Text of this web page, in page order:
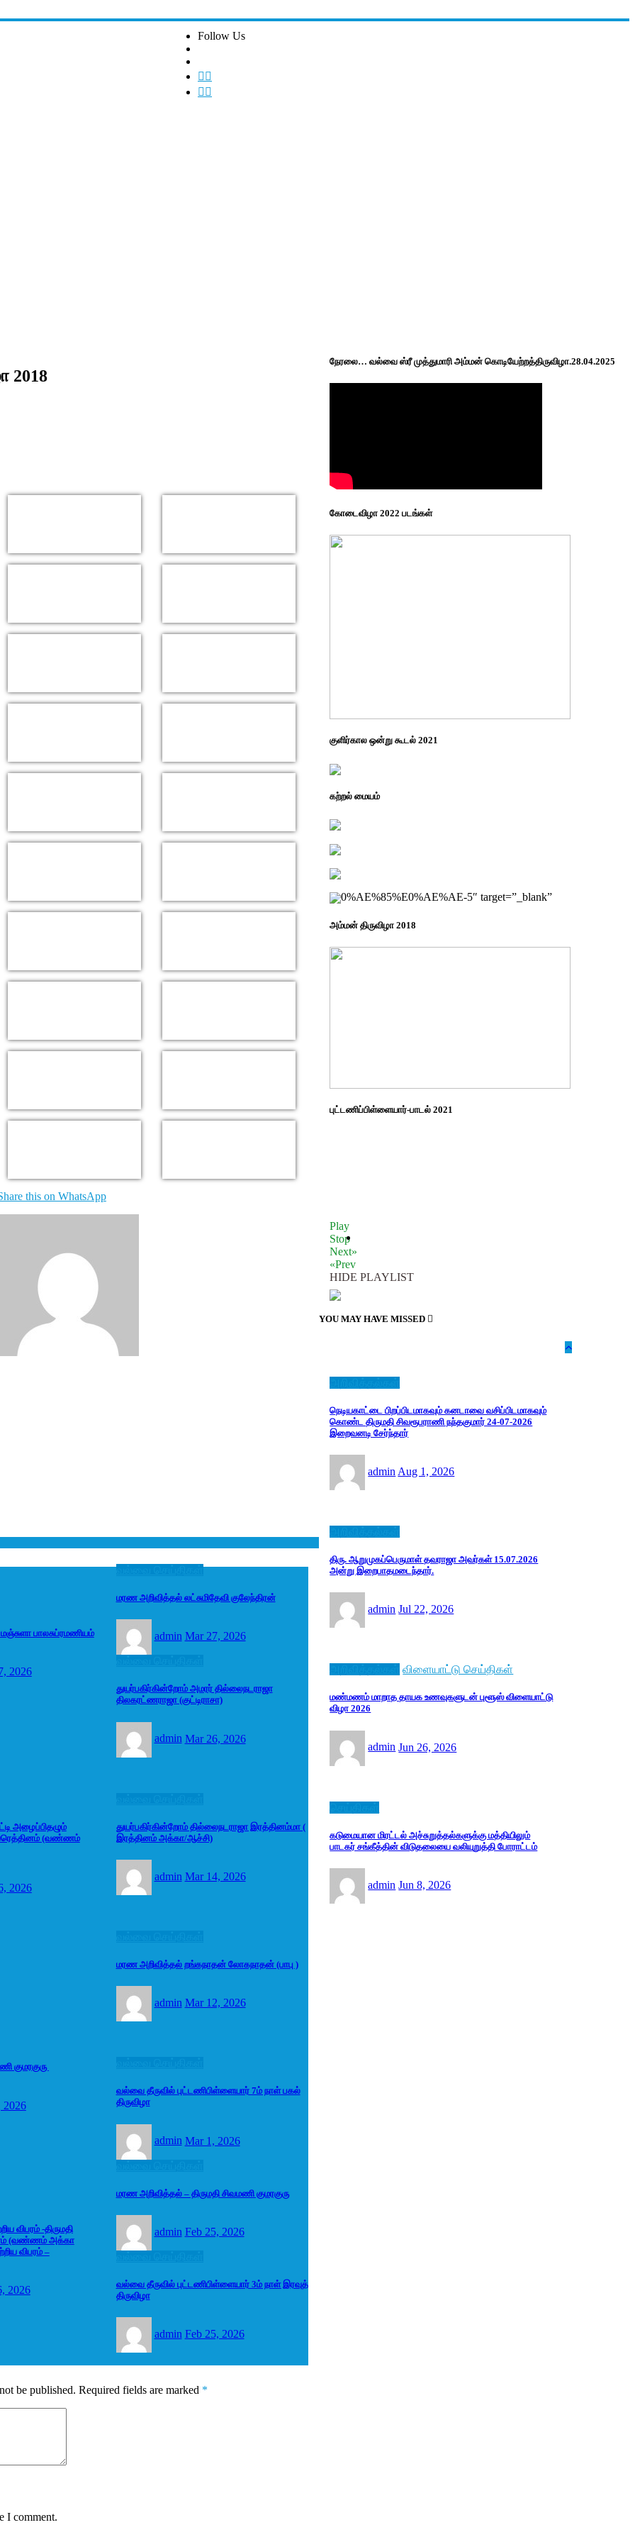
Follow Us
2018
this on WhatsApp
பாலசுப்ரமணியம்
2026
வல்வை செய்திகள்
மரண அறிவித்தல் லட்சுமிதேவி குலேந்திரன்
admin Mar 27, 2026
துயர்பகிர்கின்றோம் அமரர் தில்லைநடராஜா
திலகரட்ணராஜா (குட்டிராசா)
admin Mar 26, 2026
அழைப்பிதழும்
(வண்ணம்
2026
துயர்பகிர்கின்றோம் தில்லைநடராஜா இரத்தினம்மா (
இரத்தினம் அக்கா/ஆச்சி)
admin Mar 14, 2026
மரண அறிவித்தல் றங்கநாதன் லோகநாதன் (பாபு )
admin Mar 12, 2026
குமரகுரு
2026
வல்வை தீருவில் புட்டணிபிள்ளையார் 7ம் நாள் பகல்
திருவிழா
admin Mar 1, 2026
விபரம் -திருமதி
(வண்ணம் அக்கா
விபரம் –
2026
மரண அறிவித்தல் – திருமதி சிவமணி குமரகுரு
admin Feb 25, 2026
வல்வை தீருவில் புட்டணிபிள்ளையார் 3ம் நாள் இரவுத்
திருவிழா
admin Feb 25, 2026
be published. Required fields are marked *
I comment.
நேரலை… வல்வை ஸ்ரீ முத்துமாரி அம்மன் கொடியேற்றத்திருவிழா.28.04.2025
கோடைவிழா 2022 படங்கள்
குளிர்கால ஒன்று கூடல் 2021
கற்றல் மையம்
0%AE%85%E0%AE%AE-5″ target=”_blank”
அம்மன் திருவிழா 2018
புட்டணிப்பிள்ளையார்-பாடல் 2021
Play
Stop
Next»
«Prev
HIDE PLAYLIST
YOU MAY HAVE MISSED
நெடியகாட்டை பிறப்பிடமாகவும் கனடாவை வசிப்பிடமாகவும்
கொண்ட திருமதி சிவரூபராணி நந்தகுமார் 24-07-2026
இறைவனடி சேர்ந்தார்
admin Aug 1, 2026
திரு. ஆறுமுகப்பெருமாள் தவராஜா அவர்கள் 15.07.2026
அன்று இறைபாதமடைந்தார்.
admin Jul 22, 2026
விளையாட்டு செய்திகள்
மண்மணம் மாறாத தாயக உணவுகளுடன் புளூஸ் விளையாட்டு
விழா 2026
admin Jun 26, 2026
கடுமையான மிரட்டல் அச்சுறுத்தல்களுக்கு மத்தியிலும்
பாடகர் சங்கீத்தின் விடுதலையை வலியுறுத்தி போராட்டம்
admin Jun 8, 2026